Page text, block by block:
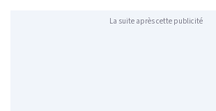
La suite après cette publicité